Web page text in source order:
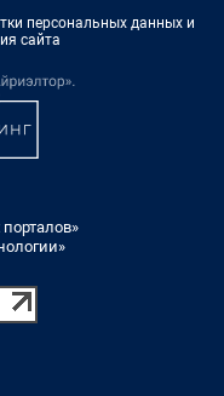
персональных данных и
сайта